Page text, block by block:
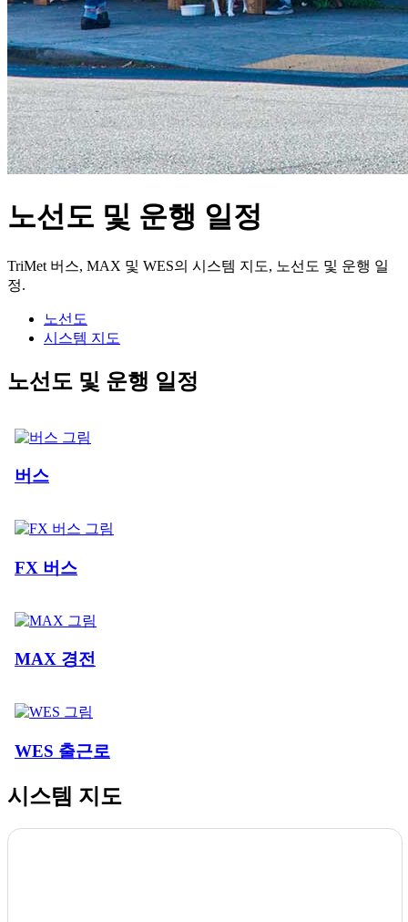
노선도 및 운행 일정
TriMet 버스, MAX 및 WES의 시스템 지도, 노선도 및 운행 일
정.
노선도
시스템 지도
노선도 및 운행 일정
버스
FX 버스
MAX 경전
WES 출근로
시스템 지도